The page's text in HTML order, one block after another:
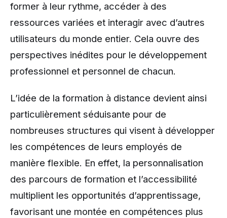
former à leur rythme, accéder à des
ressources variées et interagir avec d’autres
utilisateurs du monde entier. Cela ouvre des
perspectives inédites pour le développement
professionnel et personnel de chacun.
L’idée de la formation à distance devient ainsi
particulièrement séduisante pour de
nombreuses structures qui visent à développer
les compétences de leurs employés de
manière flexible. En effet, la personnalisation
des parcours de formation et l’accessibilité
multiplient les opportunités d’apprentissage,
favorisant une montée en compétences plus